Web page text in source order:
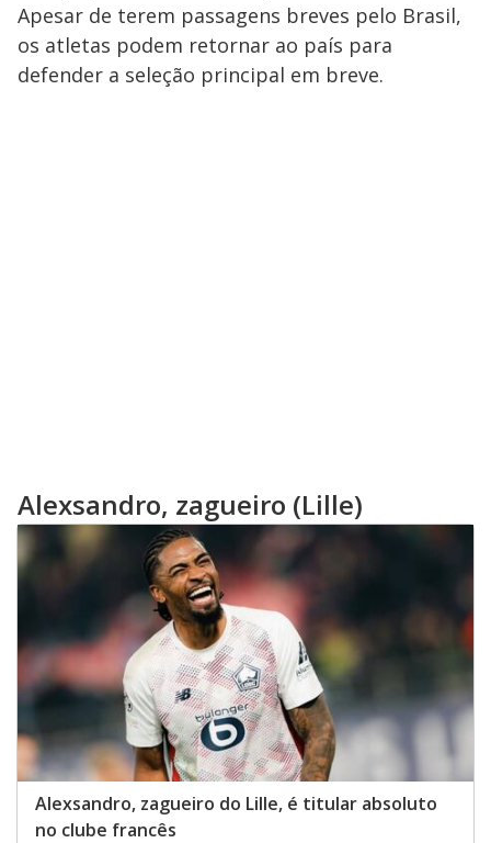
Apesar de terem passagens breves pelo Brasil,
os atletas podem retornar ao país para
defender a seleção principal em breve.
Alexsandro, zagueiro (Lille)
Alexsandro, zagueiro do Lille, é titular absoluto
no clube francês